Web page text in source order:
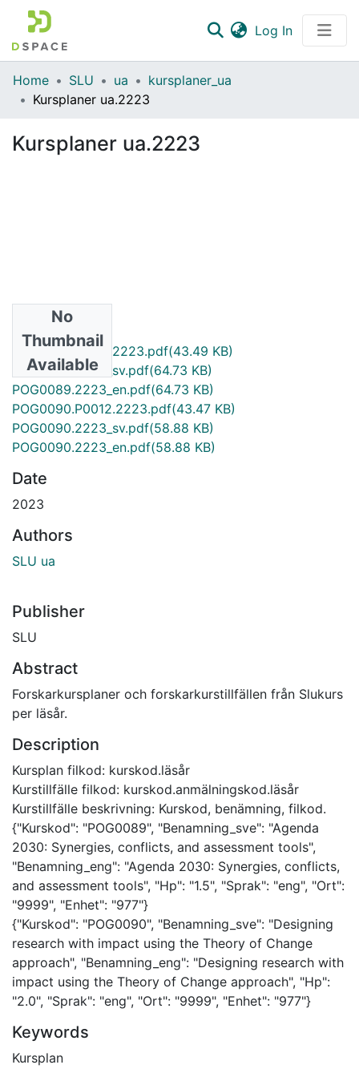
Log In(current)
Communities & Collections
All of DSpace
Statistics
Home SLU ua
kursplaner_ua
Kursplaner ua.2223
Kursplaner ua.2223
No
Thumbnail
Available
POG0089.P0011.2223.pdf(43.49 KB)
POG0089.2223_sv.pdf(64.73 KB)
POG0089.2223_en.pdf(64.73 KB)
POG0090.P0012.2223.pdf(43.47 KB)
POG0090.2223_sv.pdf(58.88 KB)
POG0090.2223_en.pdf(58.88 KB)
Date
2023
Authors
SLU ua
Publisher
SLU
Abstract
Forskarkursplaner och forskarkurstillfällen från Slukurs
per läsår.
Description
Kursplan filkod: kurskod.läsår
Kurstillfälle filkod: kurskod.anmälningskod.läsår
Kurstillfälle beskrivning: Kurskod, benämning, filkod.
{"Kurskod": "POG0089", "Benamning_sve": "Agenda
2030: Synergies, conflicts, and assessment tools",
"Benamning_eng": "Agenda 2030: Synergies, conflicts,
and assessment tools", "Hp": "1.5", "Sprak": "eng", "Ort":
"9999", "Enhet": "977"}
{"Kurskod": "POG0090", "Benamning_sve": "Designing
research with impact using the Theory of Change
approach", "Benamning_eng": "Designing research with
impact using the Theory of Change approach", "Hp":
"2.0", "Sprak": "eng", "Ort": "9999", "Enhet": "977"}
Keywords
Kursplan